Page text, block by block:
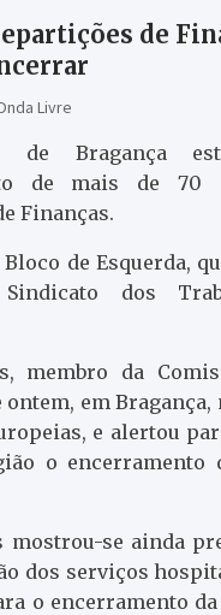
de
Livre
de Bragança
de mais de 70
Finanças.
de Esquerda,
dos
membro da
ontem, em Bragança,
e alertou
o encerramento
mostrou-se ainda
dos serviços
o encerramento